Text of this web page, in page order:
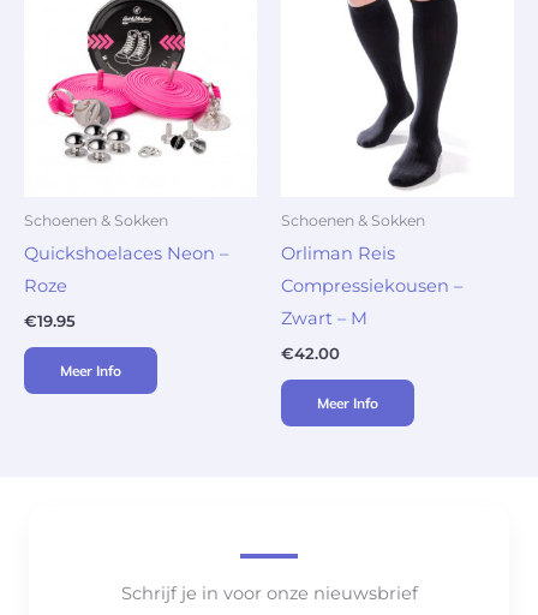
Schoenen & Sokken
Quickshoelaces Neon –
Roze
€19.95
Meer Info
Schoenen & Sokken
Orliman Reis
Compressiekousen –
Zwart – M
€42.00
Meer Info
Schrijf je in voor onze nieuwsbrief